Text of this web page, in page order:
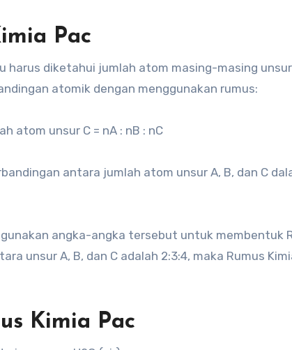
Pac
harus diketahui jumlah atom masing-masing
atomik dengan menggunakan rumus:
atom unsur C = nA : nB : nC
antara jumlah atom unsur A, B, dan C
angka-angka tersebut untuk membentuk
unsur A, B, dan C adalah 2:3:4, maka Rumus
Kimia Pac